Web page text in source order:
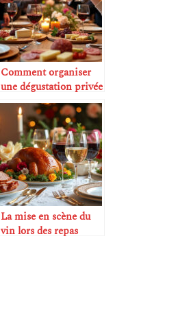
Comment organiser
une dégustation privée
à la maison
La mise en scène du
vin lors des repas